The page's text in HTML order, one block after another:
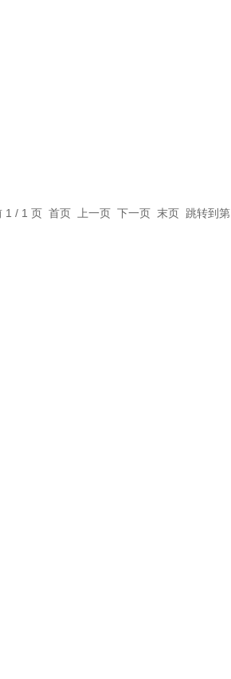
1 / 1 页 首页 上一页 下一页 末页 跳转到第